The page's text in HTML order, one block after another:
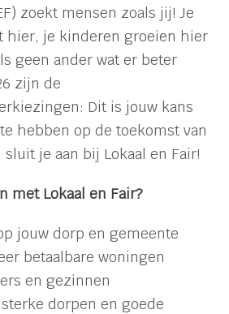
zoekt mensen zoals jij! Je
hier, je kinderen groeien hier
geen ander wat er beter
zijn de
Dit is jouw kans
hebben op de toekomst van
sluit je aan bij Lokaal en Fair!
met Lokaal en Fair?
jouw dorp en gemeente
betaalbare woningen
en gezinnen
dorpen en goede